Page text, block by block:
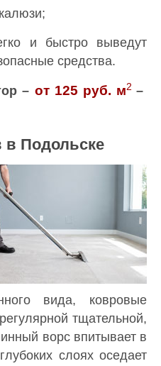
и быстро выведут
средства.
– от 125 руб. м2 –
в Подольске
вида, ковровые
тщательной,
ворс впитывает в
слоях оседает